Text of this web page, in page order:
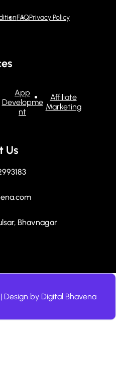
FAQPrivacy Policy
App
Developme
nt
Affiliate
Marketing
Us
Bhavnagar
Design by Digital Bhavena